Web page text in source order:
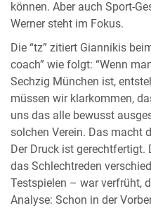
können. Aber auch Sport-
Werner steht im Fokus.
Die “tz” zitiert Giannikis
coach” wie folgt: “Wenn
Sechzig München ist,
müssen wir klarkommen,
uns das alle bewusst
solchen Verein. Das macht
Der Druck ist gerechtfertigt.
das Schlechtreden
Testspielen – war verfrüht,
Analyse: Schon in der